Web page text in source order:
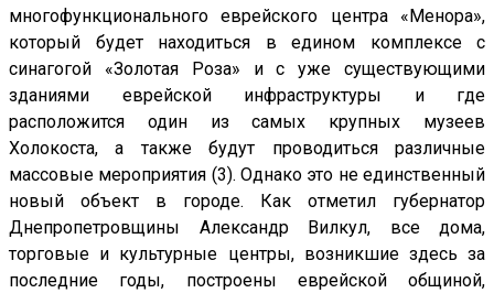
многофункционального еврейского центра «Менора»,
который будет находиться в едином комплексе с
синагогой «Золотая Роза» и с уже существующими
зданиями еврейской инфраструктуры и где
расположится один из самых крупных музеев
Холокоста, а также будут проводиться различные
массовые мероприятия (3). Однако это не единственный
новый объект в городе. Как отметил губернатор
Днепропетровщины Александр Вилкул, все дома,
торговые и культурные центры, возникшие здесь за
последние годы, построены еврейской общиной,